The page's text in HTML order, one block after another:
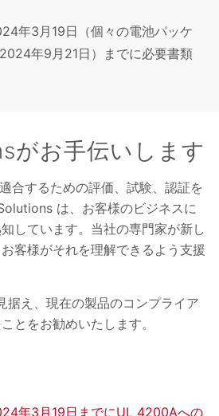
年3月19日（個々の電池パッケ
年9月21日）までに必要書類
がお手伝いします
合するための評価、試験、認証を
は、お客様のビジネスに
しています。当社の専門家が新し
客様がそれを理解できるよう支援
据え、現在の製品のコンプライア
とをお勧めいたします。
年3月19日までにUL 4200Aへの